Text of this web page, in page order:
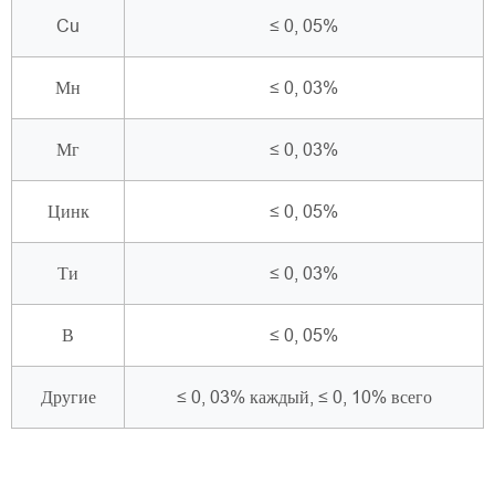
Cu ≤ 0, 05%
Мн ≤ 0, 03%
Мг ≤ 0, 03%
Цинк ≤ 0, 05%
Ти ≤ 0, 03%
В ≤ 0, 05%
Другие ≤ 0, 03% каждый, ≤ 0, 10% всего